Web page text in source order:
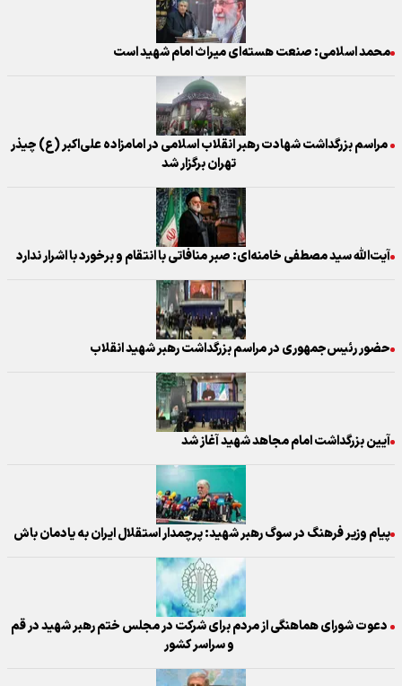
محمد اسلامی: صنعت هسته‌ای میراث امام شهید است
مراسم بزرگداشت شهادت رهبر انقلاب اسلامی در امامزاده علی‌اکبر (ع) چیذر
تهران برگزار شد
آیت‌الله سید مصطفی خامنه‌ای: صبر منافاتی با انتقام و برخورد با اشرار ندارد
حضور رئیس‌جمهوری در مراسم بزرگداشت رهبر شهید انقلاب
آیین بزرگداشت امام مجاهد شهید آغاز شد
پیام وزیر فرهنگ در سوگ رهبر شهید: پرچمدار استقلال ایران به یادمان باش
دعوت شورای هماهنگی از مردم برای شرکت در مجلس ختم رهبر شهید در قم
و سراسر کشور